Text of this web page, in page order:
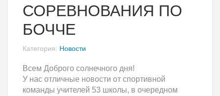
СОРЕВНОВАНИЯ ПО
БОЧЧЕ
Категория: Новости
Всем Доброго солнечного дня!
У нас отличные новости от спортивной
команды учителей 53 школы, в очередном